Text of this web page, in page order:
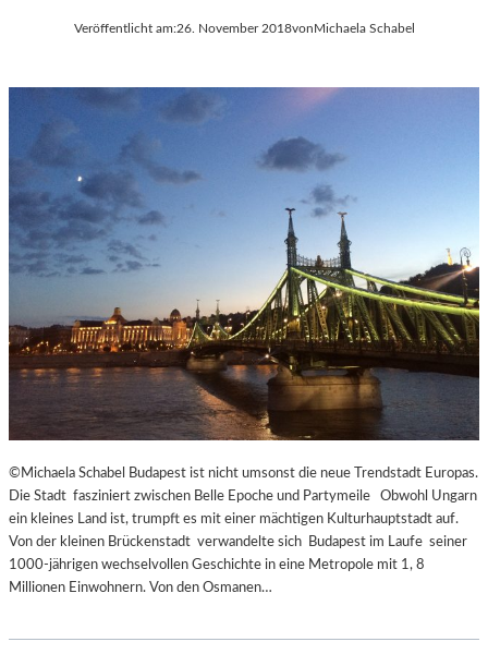
Veröffentlicht am:26. November 2018vonMichaela Schabel
©Michaela Schabel Budapest ist nicht umsonst die neue Trendstadt Europas.
Die Stadt fasziniert zwischen Belle Epoche und Partymeile Obwohl Ungarn
ein kleines Land ist, trumpft es mit einer mächtigen Kulturhauptstadt auf.
Von der kleinen Brückenstadt verwandelte sich Budapest im Laufe seiner
1000-jährigen wechselvollen Geschichte in eine Metropole mit 1, 8
Millionen Einwohnern. Von den Osmanen…